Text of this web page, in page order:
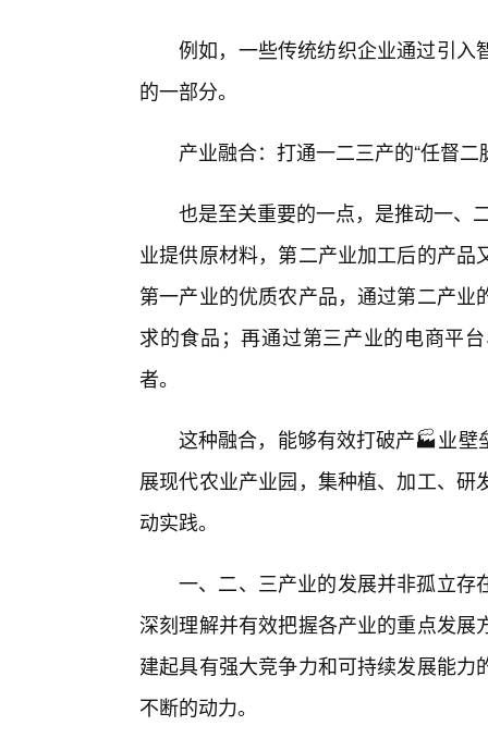
例如，一些传统纺织企业通过引入
的一部分。
产业融合：打通一二三产的“任督二
也是至关重要的一点，是推动一、
业提供原材料，第二产业加工后的产
第一产业的优质农产品，通过第二产
求的食品；再通过第三产业的电商平
者。
这种融合，能够有效打破产🏭业壁
展现代农业产业园，集种植、加工、
动实践。
一、二、三产业的发展并非孤立存
深刻理解并有效把握各产业的重点发
建起具有强大竞争力和可持续发展能
不断的动力。